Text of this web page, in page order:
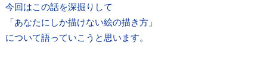
今回はこの話を深掘りして
「あなたにしか描けない絵の描き方」
について語っていこうと思います。